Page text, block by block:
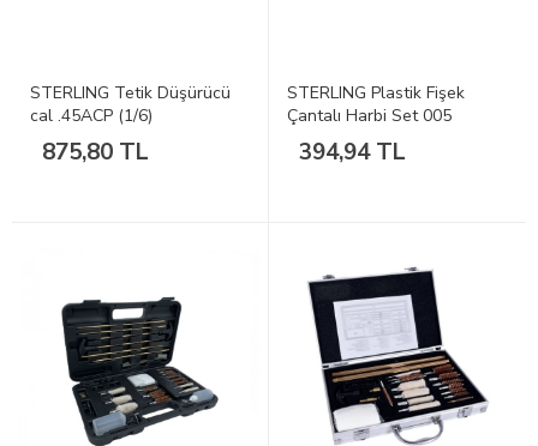
STERLING Tetik Düşürücü
cal .45ACP (1/6)
875,80 TL
STERLING Plastik Fişek
Çantalı Harbi Set 005
394,94 TL